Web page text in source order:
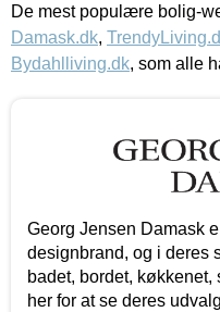
De mest populære bolig-
Damask.dk,
Bydahlliving.dk, som alle
Georg Jensen Damask
designbrand, og i deres
badet, bordet,
her for at se deres